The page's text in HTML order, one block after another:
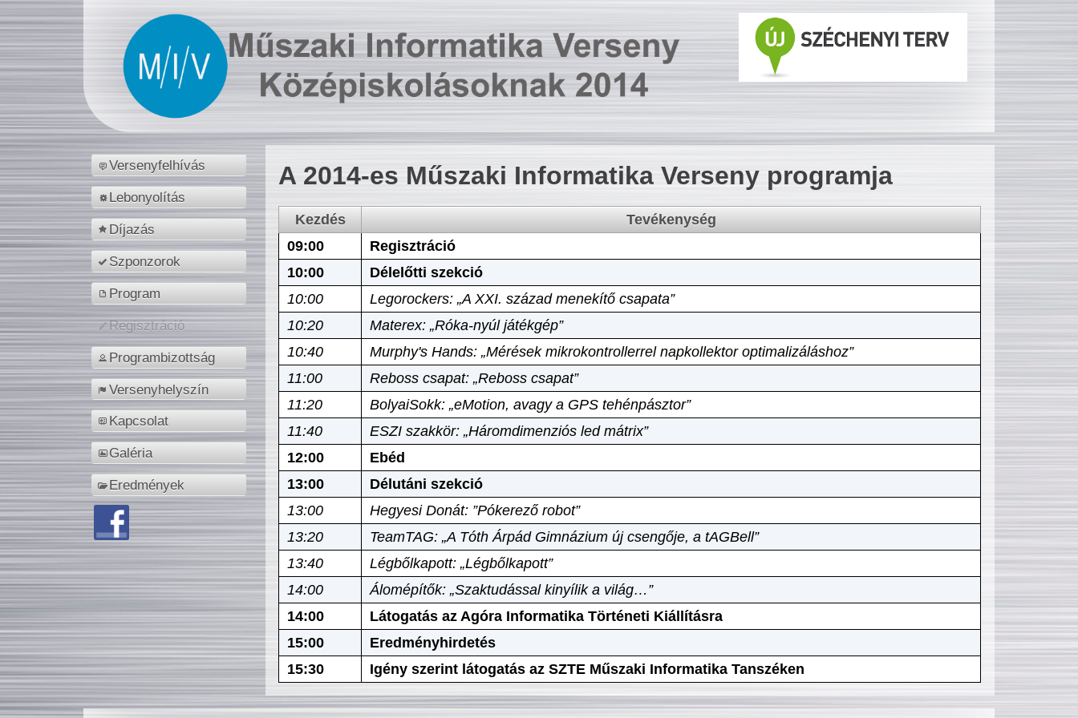
Versenyfelhívás
Lebonyolítás
Díjazás
Szponzorok
Program
Regisztráció
Programbizottság
Versenyhelyszín
Kapcsolat
Galéria
Eredmények
A 2014-es Műszaki Informatika Verseny programja
Kezdés
Tevékenység
09:00
Regisztráció
10:00
Délelőtti szekció
10:00
Legorockers: „A XXI. század menekítő csapata”
10:20
Materex: „Róka-nyúl játékgép”
10:40
Murphy's Hands: „Mérések mikrokontrollerrel napkollektor optimalizáláshoz”
11:00
Reboss csapat: „Reboss csapat”
11:20
BolyaiSokk: „eMotion, avagy a GPS tehénpásztor”
11:40
ESZI szakkör: „Háromdimenziós led mátrix”
12:00
Ebéd
13:00
Délutáni szekció
13:00
Hegyesi Donát: ”Pókerező robot”
13:20
TeamTAG: „A Tóth Árpád Gimnázium új csengője, a tAGBell”
13:40
Légbőlkapott: „Légbőlkapott”
14:00
Álomépítők: „Szaktudással kinyílik a világ…”
14:00
Látogatás az Agóra Informatika Történeti Kiállításra
15:00
Eredményhirdetés
15:30
Igény szerint látogatás az SZTE Műszaki Informatika Tanszéken